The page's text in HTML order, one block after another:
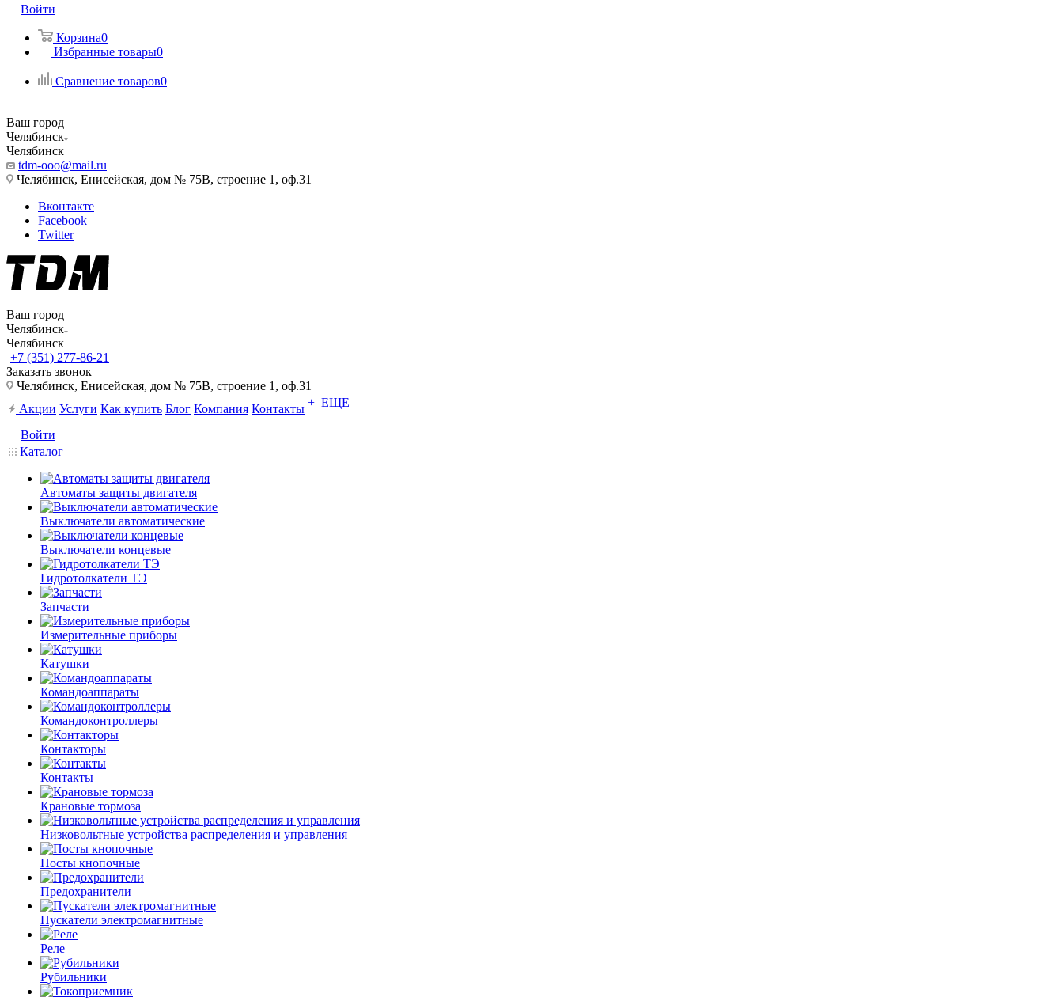
Войти
Корзина0
Избранные товары0
Сравнение товаров0
Ваш город
Челябинск
Челябинск
tdm-ooo@mail.ru
Челябинск, Енисейская, дом № 75В, строение 1, оф.31
Вконтакте
Facebook
Twitter
Ваш город
Челябинск
Челябинск
+7 (351) 277-86-21
Заказать звонок
Челябинск, Енисейская, дом № 75В, строение 1, оф.31
Акции Услуги Как купить Блог Компания Контакты + ЕЩЕ
Войти
Каталог
Автоматы защиты двигателя
Выключатели автоматические
Выключатели концевые
Гидротолкатели ТЭ
Запчасти
Измерительные приборы
Катушки
Командоаппараты
Командоконтроллеры
Контакторы
Контакты
Крановые тормоза
Низковольтные устройства распределения и управления
Посты кнопочные
Предохранители
Пускатели электромагнитные
Реле
Рубильники